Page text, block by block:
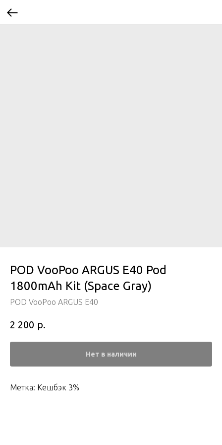
POD VooPoo ARGUS E40 Pod
1800mAh Kit (Space Gray)
POD VooPoo ARGUS E40
2 200 р.
Нет в наличии
Метка: Кешбэк 3%